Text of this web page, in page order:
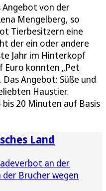
Angebot von der
Mengelberg, so
Tierbesitzern eine
der ein oder andere
Jahr im Hinterkopf
Euro konnten „Pet
Angebot: Süße und
Haustier.
20 Minuten auf Basis
Land
an der
der Brucher wegen